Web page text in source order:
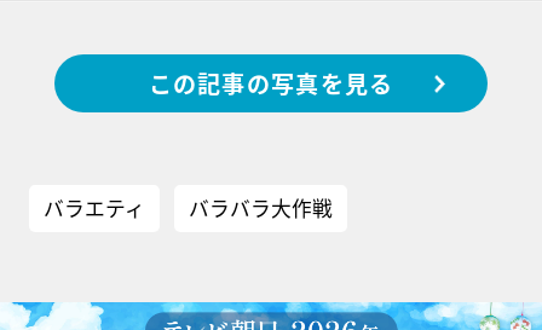
この記事の写真を見る
バラエティ バラバラ大作戦